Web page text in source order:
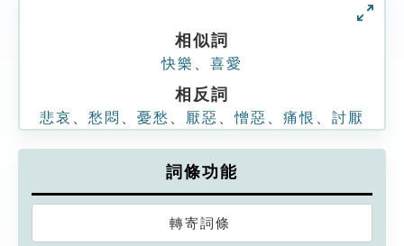
相似詞
快樂 喜愛
相反詞
悲哀 愁悶 憂愁 厭惡 、憎惡 痛恨 討厭
詞條功能
轉寄詞條